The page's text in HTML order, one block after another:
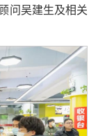
问吴建生及相关